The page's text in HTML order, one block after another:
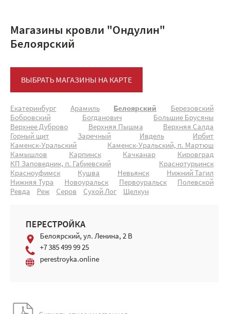
Магазины кровли "Ондулин"
Белоярский
ВЫБРАТЬ МАГАЗИНЫ НА КАРТЕ
Екатеринбург Арамиль Белоярский
Березовский
Бобровский
Богданович
Большие Брусяны
Верхнее Дуброво
Верхняя Пышма
Верхняя Салда
Горный щит
Заречный Ивдель
Ирбит
Каменск-Уральский
Каменск-Уральский, п. Мартюш
Камышлов
Карпинск Качканар
Кировград
КП Заповедник, п. Габиевский
Краснотурьинск
Красноуфимск
Кушва Невьянск
Нижний Тагил
Нижняя Тура
Новоуральск Первоуральск
Полевской
Ревда
Реж Серов Сухой Лог Щелкун
ПЕРЕСТРОЙКА
Белоярский, ул. Ленина, 2 В
+7 385 499 99 25
perestroyka.online